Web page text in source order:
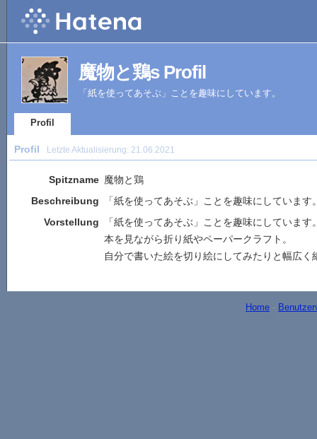
魔物と鶏s Profil
「紙を使ってあそぶ」ことを趣味にしています。
Profil
Profil Letzte Aktualisierung: 21.06.2021
Spitzname 魔物と鶏
Beschreibung
「紙を使ってあそぶ」ことを趣味にしています
Vorstellung
「紙を使ってあそぶ」ことを趣味にしています
本を見ながら折り紙やペーパークラフト。
自分で書いた絵を切り絵にしてみたりと幅広く
Home -